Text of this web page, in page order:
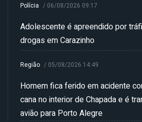
Polícia / 06/08/2026 09:17
Adolescente é apreendido por
drogas em Carazinho
Região / 05/08/2026 14:49
Homem fica ferido em acidente
cana no interior de Chapada e é
avião para Porto Alegre